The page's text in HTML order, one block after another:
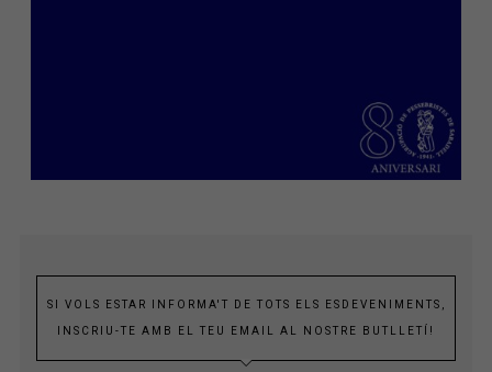
SI VOLS ESTAR INFORMA'T DE TOTS ELS ESDEVENIMENTS,
INSCRIU-TE AMB EL TEU EMAIL AL NOSTRE BUTLLETÍ!